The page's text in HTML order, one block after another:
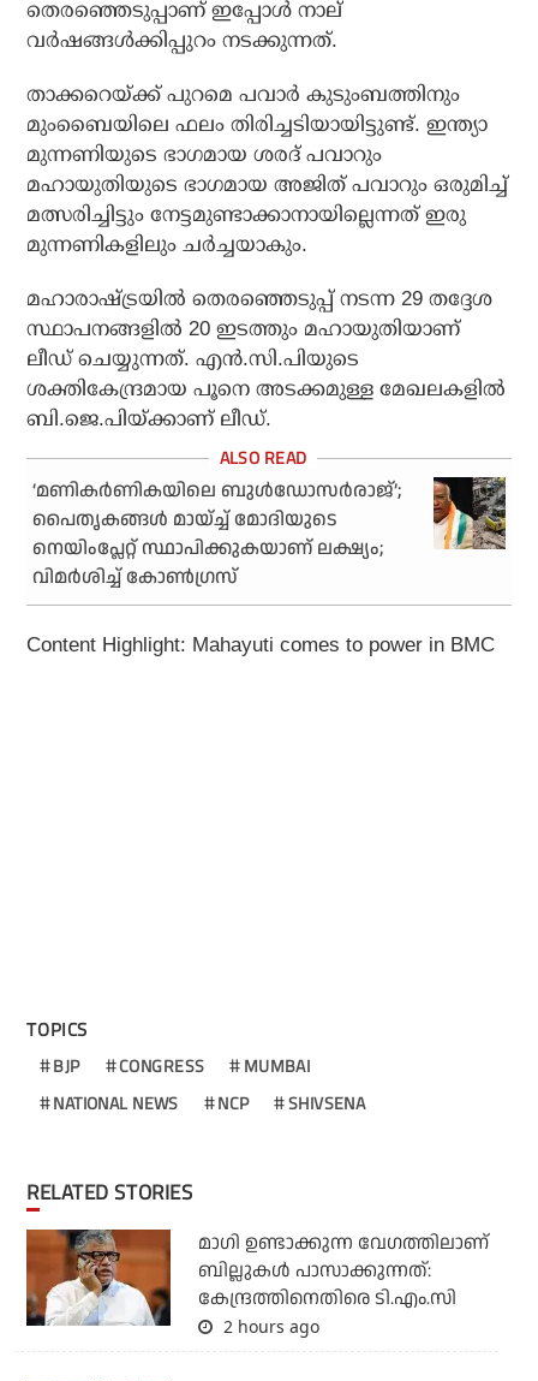
തെരഞ്ഞെടുപ്പാണ് ഇപ്പോള്‍ നാല്
വര്‍ഷങ്ങള്‍ക്കിപ്പുറം നടക്കുന്നത്.
താക്കറെയ്ക്ക് പുറമെ പവാര്‍ കുടുംബത്തിനും
മുംബൈയിലെ ഫലം തിരിച്ചടിയായിട്ടുണ്ട്. ഇന്ത്യാ
മുന്നണിയുടെ ഭാഗമായ ശരദ് പവാറും
മഹായുതിയുടെ ഭാഗമായ അജിത് പവാറും ഒരുമിച്ച്
മത്സരിച്ചിട്ടും നേട്ടമുണ്ടാക്കാനായില്ലെന്നത് ഇരു
മുന്നണികളിലും ചര്‍ച്ചയാകും.
മഹാരാഷ്ട്രയില്‍ തെരഞ്ഞെടുപ്പ് നടന്ന 29 തദ്ദേശ
സ്ഥാപനങ്ങളില്‍ 20 ഇടത്തും മഹായുതിയാണ്
ലീഡ് ചെയ്യുന്നത്. എന്‍.സി.പിയുടെ
ശക്തികേന്ദ്രമായ പൂനെ അടക്കമുള്ള മേഖലകളില്‍
ബി.ജെ.പിയ്ക്കാണ് ലീഡ്.
‘മണികര്‍ണികയിലെ ബുള്‍ഡോസര്‍രാജ്’;
പൈതൃകങ്ങള്‍ മായ്ച്ച് മോദിയുടെ
നെയിംപ്ലേറ്റ് സ്ഥാപിക്കുകയാണ് ലക്ഷ്യം;
വിമര്‍ശിച്ച് കോണ്‍ഗ്രസ്
Content Highlight: Mahayuti comes to power in BMC
TOPICS
BJP CONGRESS
MUMBAI
NATIONAL NEWS
NCP SHIVSENA
RELATED STORIES
മാഗി ഉണ്ടാക്കുന്ന വേഗത്തിലാണ്
ബില്ലുകള്‍ പാസാക്കുന്നത്:
കേന്ദ്രത്തിനെതിരെ ടി.എം.സി
2 hours ago